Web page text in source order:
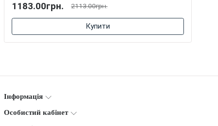
1183.00грн. 2113.00грн.
Купити
Інформація
Особистий кабінет